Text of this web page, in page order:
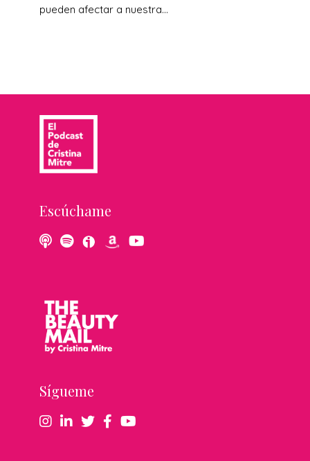
pueden afectar a nuestra...
Escúchame
Sígueme